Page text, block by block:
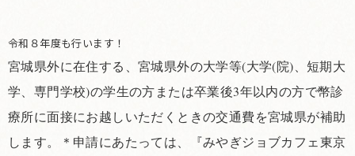
令和８年度も行います！
宮城県外に在住する、宮城県外の大学等(大学(院)、短期大
学、専門学校)の学生の方または卒業後3年以内の方で幣診
療所に面接にお越しいただくときの交通費を宮城県が補助
します。＊申請にあたっては、『みやぎジョブカフェ東京